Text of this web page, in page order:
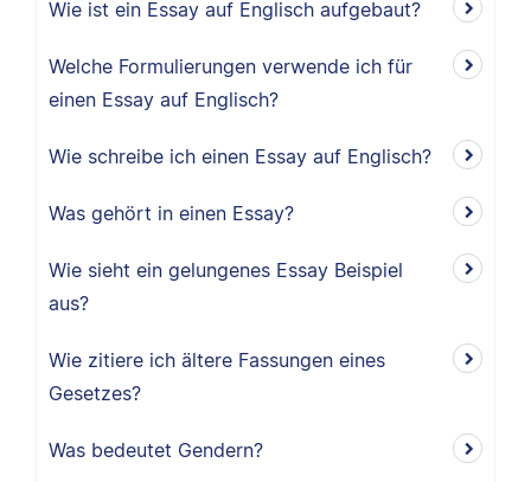
Wie ist ein Essay auf Englisch aufgebaut?
Welche Formulierungen verwende ich für
einen Essay auf Englisch?
Wie schreibe ich einen Essay auf Englisch?
Was gehört in einen Essay?
Wie sieht ein gelungenes Essay Beispiel
aus?
Wie zitiere ich ältere Fassungen eines
Gesetzes?
Was bedeutet Gendern?